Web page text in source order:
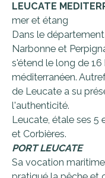
LEUCATE
mer et étang
Dans le
Narbonne et
s'étend le long de
méditerranéen.
de Leucate a su
l'authenticité.
Leucate, étale ses 5
et Corbières.
PORT LEUCATE
Sa vocation